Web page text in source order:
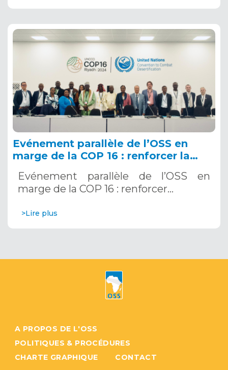
Evénement parallèle de l’OSS en
marge de la COP 16 : renforcer la
Systèmes d’Alerte Précoce
Multirisques. 12 décembre 2024
Evénement parallèle de l’OSS en
marge de la COP 16 : renforcer…
>Lire plus
A PROPOS DE L'OSS
POLITIQUES & PROCÉDURES
CHARTE GRAPHIQUE
CONTACT